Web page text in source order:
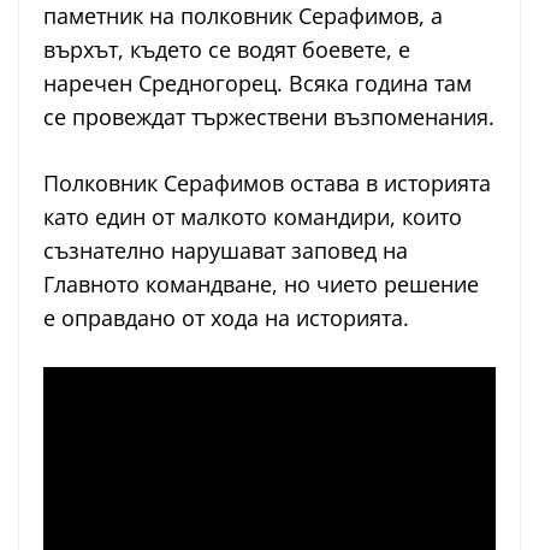
паметник на полковник Серафимов, а
върхът, където се водят боевете, е
наречен Средногорец. Всяка година там
се провеждат тържествени възпоменания.
Полковник Серафимов остава в историята
като един от малкото командири, които
съзнателно нарушават заповед на
Главното командване, но чието решение
е оправдано от хода на историята.